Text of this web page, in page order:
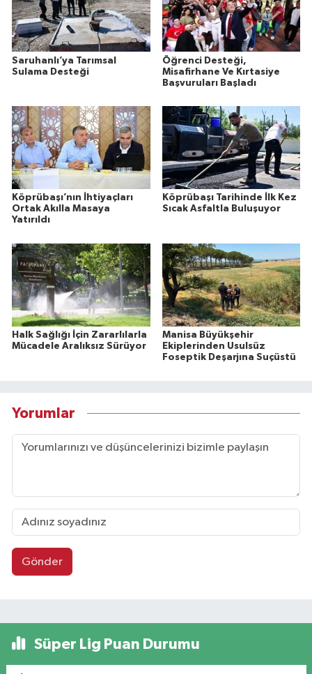
Saruhanlı’ya Tarımsal
Sulama Desteği
Öğrenci Desteği,
Misafirhane Ve Kırtasiye
Başvuruları Başladı
Köprübaşı’nın İhtiyaçları
Ortak Akılla Masaya
Yatırıldı
Köprübaşı Tarihinde İlk Kez
Sıcak Asfaltla Buluşuyor
Halk Sağlığı İçin Zararlılarla
Mücadele Aralıksız Sürüyor
Manisa Büyükşehir
Ekiplerinden Usulsüz
Foseptik Deşarjına Suçüstü
Yorumlar
Gönder
Süper Lig Puan Durumu